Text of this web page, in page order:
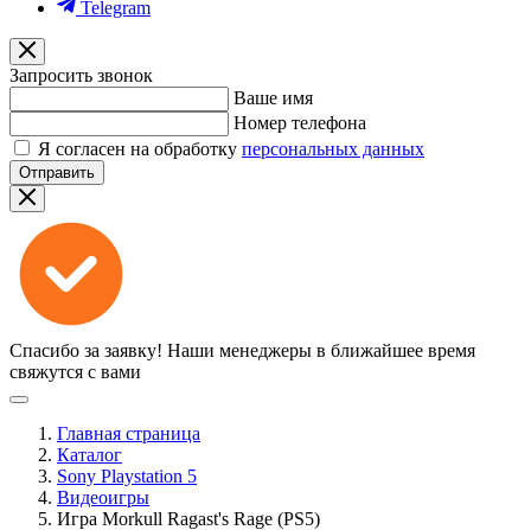
Telegram
Запросить звонок
Ваше имя
Номер телефона
Я согласен на обработку персональных данных
Отправить
Спасибо за заявку! Наши менеджеры в ближайшее время
свяжутся с вами
Главная страница
Каталог
Sony Playstation 5
Видеоигры
Игра Morkull Ragast's Rage (PS5)